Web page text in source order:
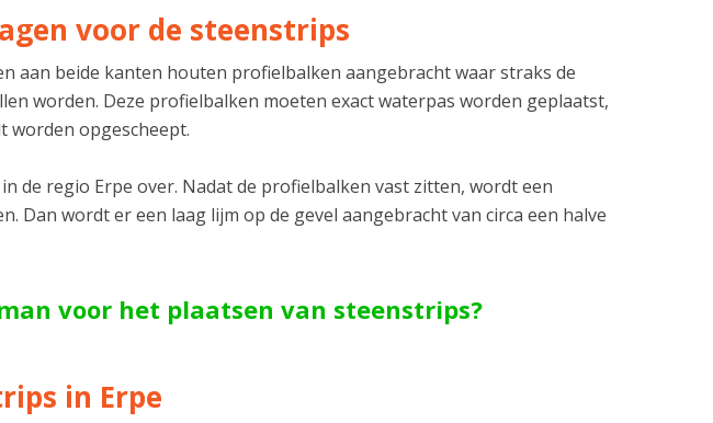
voor de steenstrips
aan beide kanten houten profielbalken aangebracht waar straks de
worden. Deze profielbalken moeten exact waterpas worden geplaatst,
worden opgescheept.
de regio Erpe over. Nadat de profielbalken vast zitten, wordt een
Dan wordt er een laag lijm op de gevel aangebracht van circa een halve
voor het plaatsen van steenstrips?
in Erpe